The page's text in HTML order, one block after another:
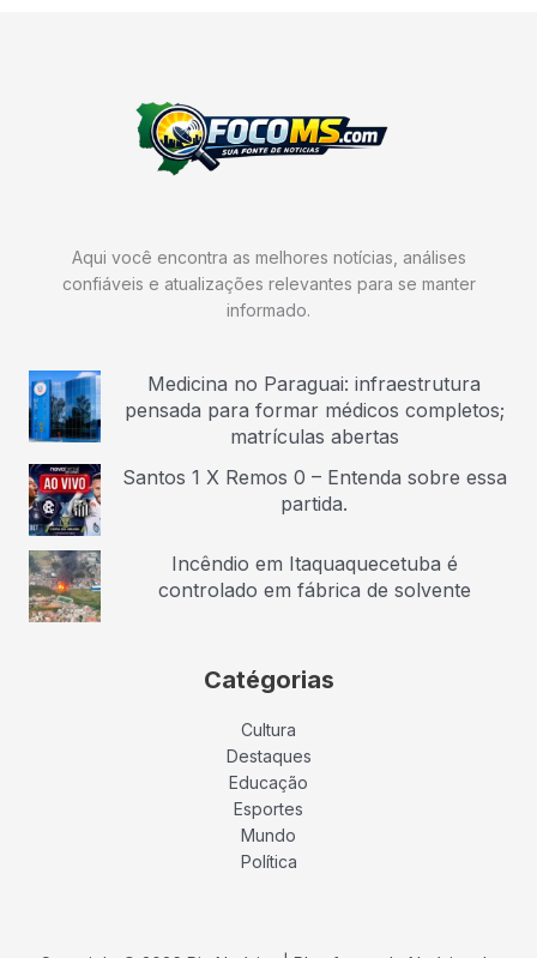
Aqui você encontra as melhores notícias, análises
confiáveis e atualizações relevantes para se manter
informado.
Medicina no Paraguai: infraestrutura
pensada para formar médicos completos;
matrículas abertas
Santos 1 X Remos 0 – Entenda sobre essa
partida.
Incêndio em Itaquaquecetuba é
controlado em fábrica de solvente
Catégorias
Cultura
Destaques
Educação
Esportes
Mundo
Política